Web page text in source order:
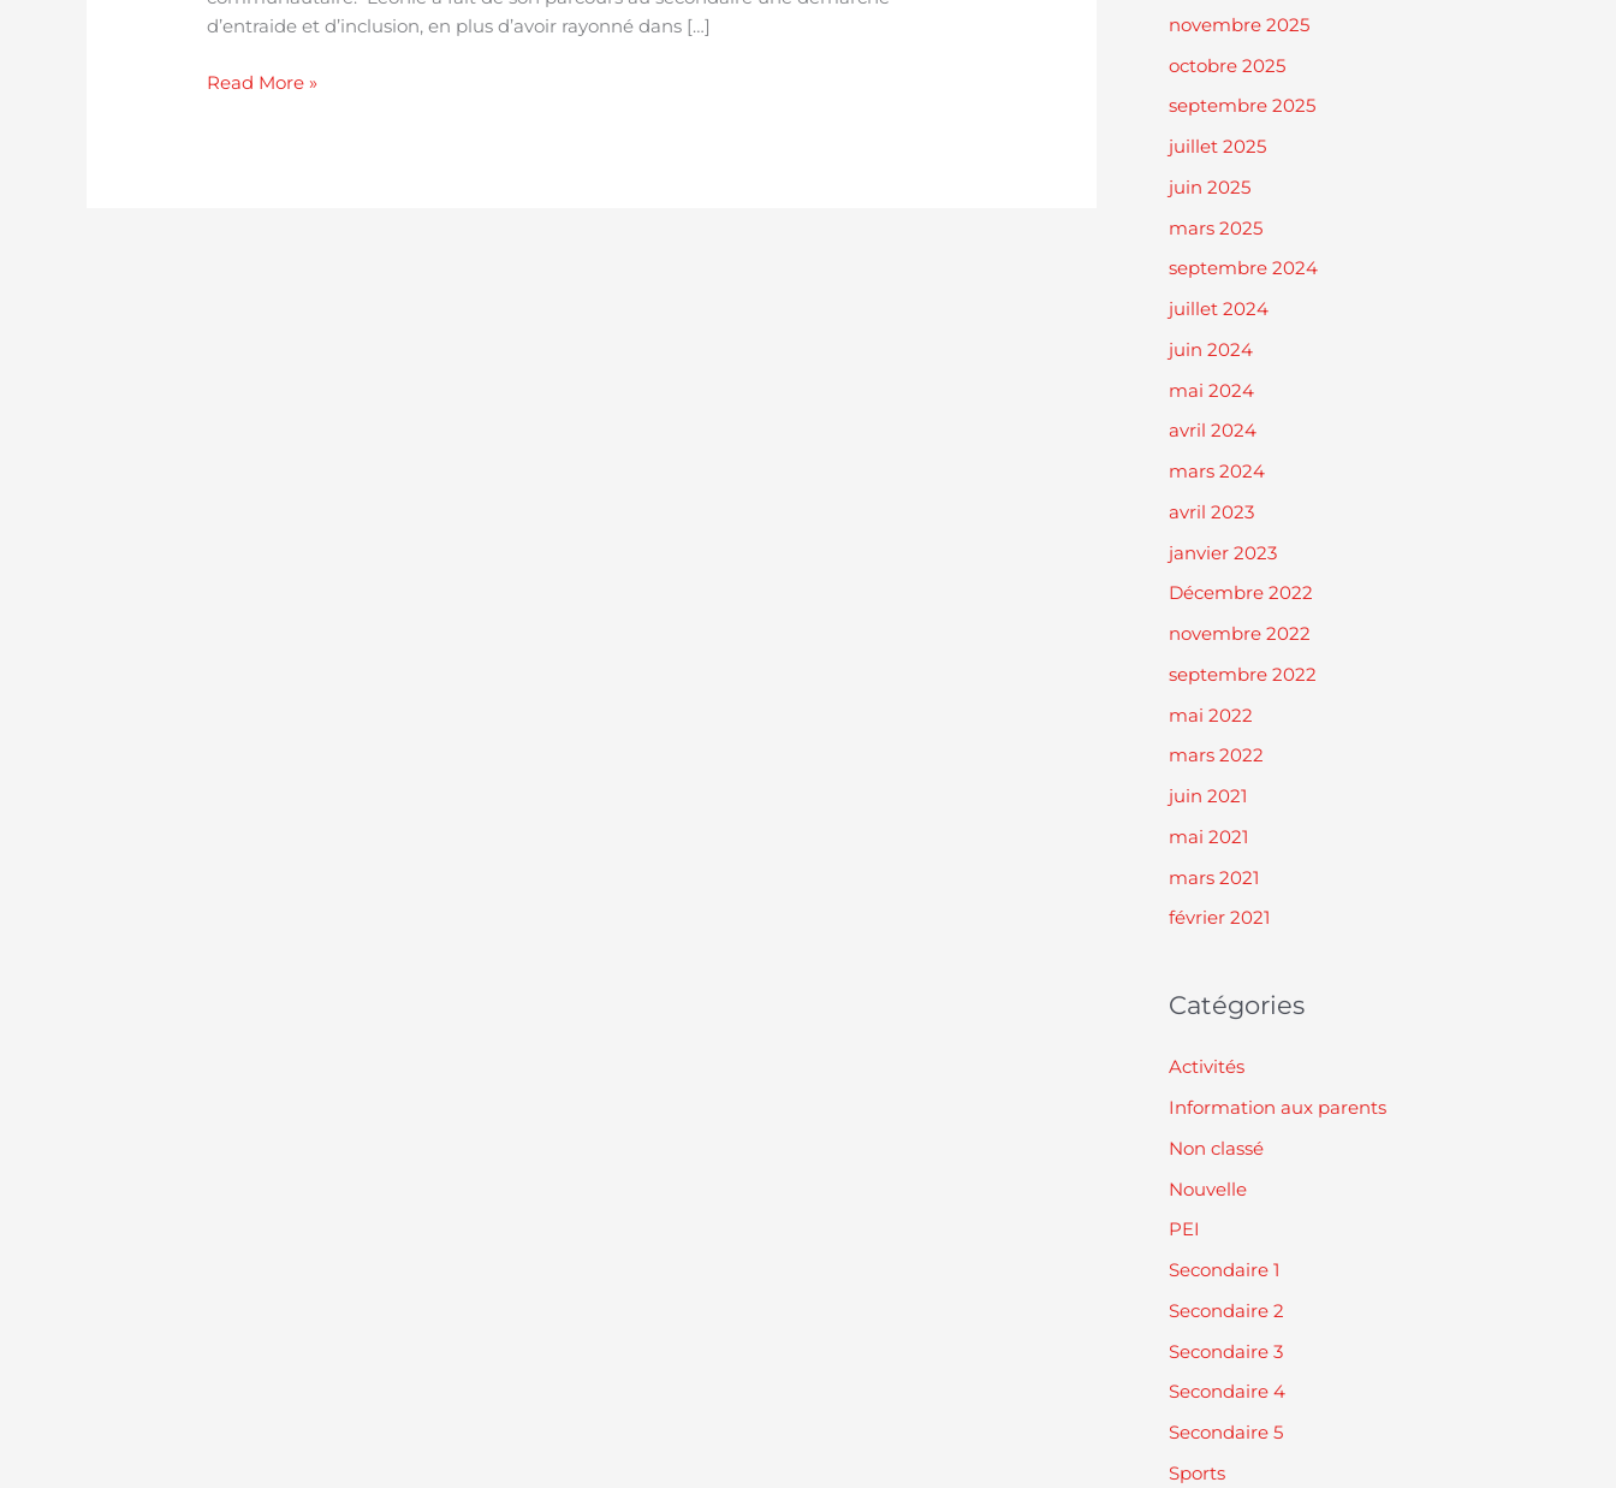
d’entraide et d’inclusion, en plus d’avoir rayonné dans […]
Read More »
novembre 2025
octobre 2025
septembre 2025
juillet 2025
juin 2025
mars 2025
septembre 2024
juillet 2024
juin 2024
mai 2024
avril 2024
mars 2024
avril 2023
janvier 2023
Décembre 2022
novembre 2022
septembre 2022
mai 2022
mars 2022
juin 2021
mai 2021
mars 2021
février 2021
Catégories
Activités
Information aux parents
Non classé
Nouvelle
PEI
Secondaire 1
Secondaire 2
Secondaire 3
Secondaire 4
Secondaire 5
Sports